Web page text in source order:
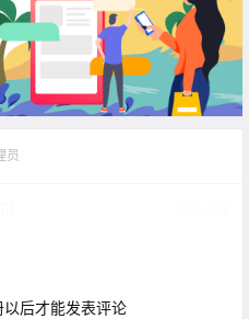
员
后才能发表评论